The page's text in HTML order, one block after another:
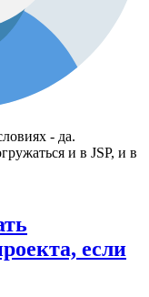
- да.
и в JSP, и в
если